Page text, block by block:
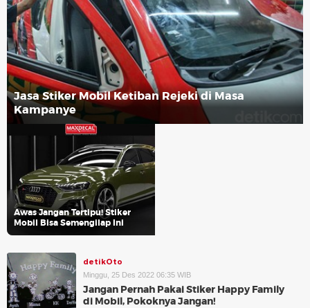
Jasa Stiker Mobil Ketiban Rejeki di Masa
Kampanye
Awas Jangan Tertipu! Stiker
Mobil Bisa Semengilap Ini
detikOto
Minggu, 25 Des 2022 06:35 WIB
Jangan Pernah Pakai Stiker Happy Family
di Mobil, Pokoknya Jangan!